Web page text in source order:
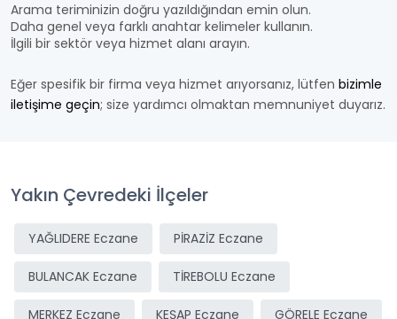
Arama teriminizin doğru yazıldığından emin olun.
Daha genel veya farklı anahtar kelimeler kullanın.
İlgili bir sektör veya hizmet alanı arayın.
Eğer spesifik bir firma veya hizmet arıyorsanız, lütfen bizimle
iletişime geçin; size yardımcı olmaktan memnuniyet duyarız.
Yakın Çevredeki İlçeler
YAĞLIDERE Eczane PİRAZİZ Eczane
BULANCAK Eczane TİREBOLU Eczane
MERKEZ Eczane KEŞAP Eczane GÖRELE Eczane